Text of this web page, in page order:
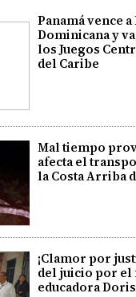
Panamá vence
Dominicana y
los Juegos
del Caribe
Mal tiempo
afecta el
la Costa Arriba
¡Clamor por
del juicio por el
educadora